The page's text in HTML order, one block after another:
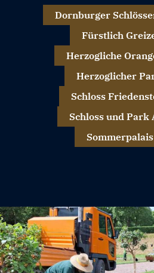
Dornburger
Fürstlich
Herzogliche
Herzoglicher
Schloss
Schloss und Park